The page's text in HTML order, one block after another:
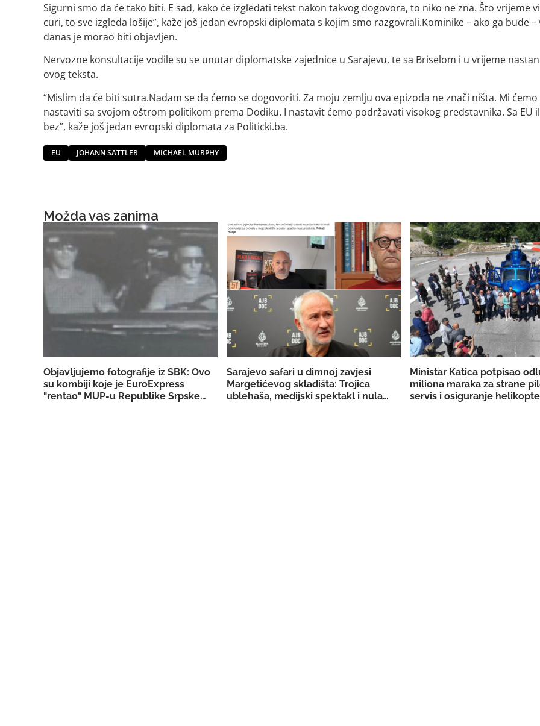
Sigurni smo da će tako biti. E sad, kako će izgledati tekst nakon takvog dogovora, to niko ne zna. Što vrijeme
curi, to sve izgleda lošije”, kaže još jedan evropski diplomata s kojim smo razgovrali.Kominike – ako ga bude –
danas je morao biti objavljen.
Nervozne konsultacije vodile su se unutar diplomatske zajednice u Sarajevu, te sa Briselom i u vrijeme
ovog teksta.
“Mislim da će biti sutra.Nadam se da ćemo se dogovoriti. Za moju zemlju ova epizoda ne znači ništa. Mi ćemo
nastaviti sa svojom oštrom politikom prema Dodiku. I nastavit ćemo podržavati visokog predstavnika. Sa EU
bez”, kaže još jedan evropski diplomata za Politicki.ba.
EU JOHANN SATTLER MICHAEL MURPHY
Možda vas zanima
Objavljujemo fotografije iz SBK: Ovo
su kombiji koje je EuroExpress
"rentao" MUP-u Republike Srpske za
Sarajevo safari u dimnoj zavjesi
Margetićevog skladišta: Trojica
ublehaša, medijski spektakl i nula
Ministar Katica potpisao
miliona maraka za strane
servis i osiguranje